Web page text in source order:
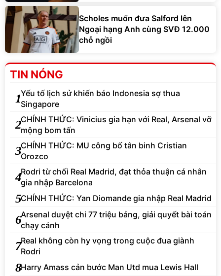
Scholes muốn đưa Salford lên
Ngoại hạng Anh cùng SVĐ 12.000
chỗ ngồi
TIN NÓNG
1Yếu tố lịch sử khiến báo Indonesia sợ thua
Singapore
2CHÍNH THỨC: Vinicius gia hạn với Real, Arsenal vỡ
mộng bom tấn
3CHÍNH THỨC: MU công bố tân binh Cristian
Orozco
4Rodri từ chối Real Madrid, đạt thỏa thuận cá nhân
gia nhập Barcelona
5CHÍNH THỨC: Yan Diomande gia nhập Real Madrid
6Arsenal duyệt chi 77 triệu bảng, giải quyết bài toán
chạy cánh
7Real không còn hy vọng trong cuộc đua giành
Rodri
8Harry Amass cản bước Man Utd mua Lewis Hall